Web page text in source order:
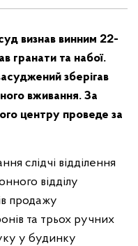
визнав винним 22-
гранати та набої.
зберігав
вживання. За
центру проведе за
слідчі відділення
відділу
продажу
та трьох ручних
у будинку